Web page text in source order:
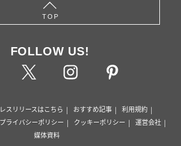
TOP
FOLLOW US!
スリリースはこちら おすすめ記事
利用規約
プライバシーポリシー クッキーポリシー
運営会社
媒体資料